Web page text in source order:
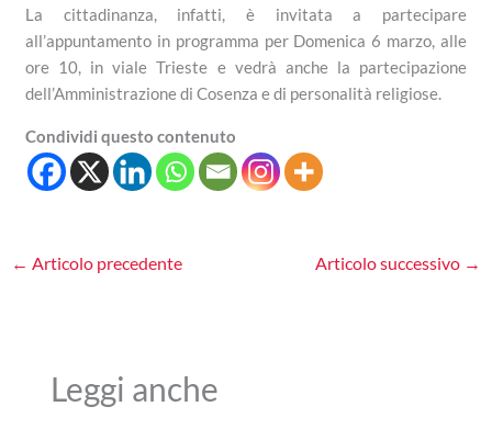
La cittadinanza, infatti, è invitata a partecipare
all’appuntamento in programma per Domenica 6 marzo, alle
ore 10, in viale Trieste e vedrà anche la partecipazione
dell’Amministrazione di Cosenza e di personalità religiose.
Condividi questo contenuto
← Articolo precedente Articolo successivo →
Leggi anche